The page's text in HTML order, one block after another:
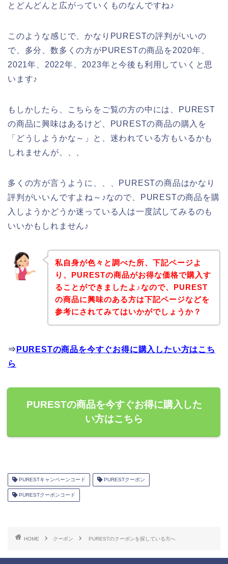
とどんどんと広がっていくものなんですね♪
このような感じで、かなりPURESTの評判がいいの
で、多分、数多くの方がPURESTの商品を2020年、
2021年、2022年、2023年と今後も利用していくと思
います♪
もしかしたら、こちらをご覧の方の中には、PUREST
の商品に興味はあるけど、PURESTの商品の購入を
「どうしようかな～」と、迷われている方もいるかも
しれませんが、、、
多くの方が言うように、、、PURESTの商品はかなり
評判がいいんですよね～♪なので、PURESTの商品を購
入しようかどうか迷っている人は一度試してみるのも
いいかもしれません♪
私自身が色々と調べた所、下記ページよ
り、PURESTの商品がお得な価格で購入す
ることができましたよ♪なので、PUREST
の商品に興味のある方は下記ページなどを
参考にされてみてはいかがでしょうか？
⇒ PURESTの商品を今すぐお得に購入したい方はこち
ら
PURESTの商品を今すぐお得に購入した
い方はこちら
PURESTキャンペーンコード PURESTクーポン
PURESTクーポンコード
HOME クーポン PURESTのクーポンを探している方へ